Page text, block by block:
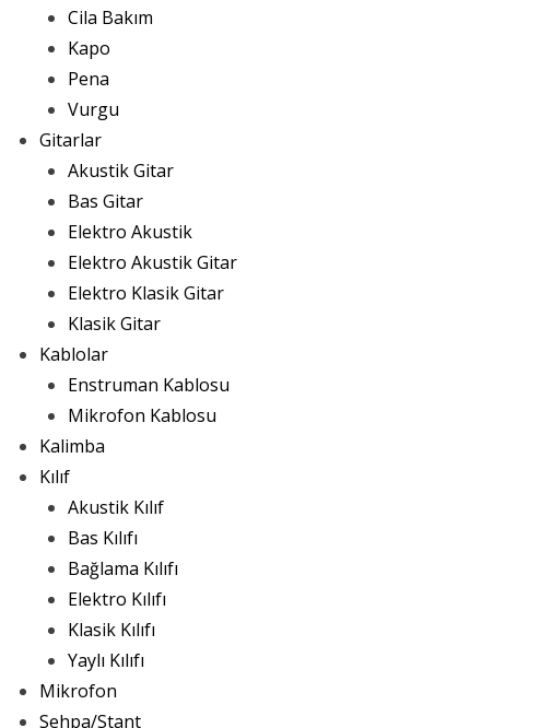
Cila Bakım
Kapo
Pena
Vurgu
Gitarlar
Akustik Gitar
Bas Gitar
Elektro Akustik
Elektro Akustik Gitar
Elektro Klasik Gitar
Klasik Gitar
Kablolar
Enstruman Kablosu
Mikrofon Kablosu
Kalimba
Kılıf
Akustik Kılıf
Bas Kılıfı
Bağlama Kılıfı
Elektro Kılıfı
Klasik Kılıfı
Yaylı Kılıfı
Mikrofon
Sehpa/Stant